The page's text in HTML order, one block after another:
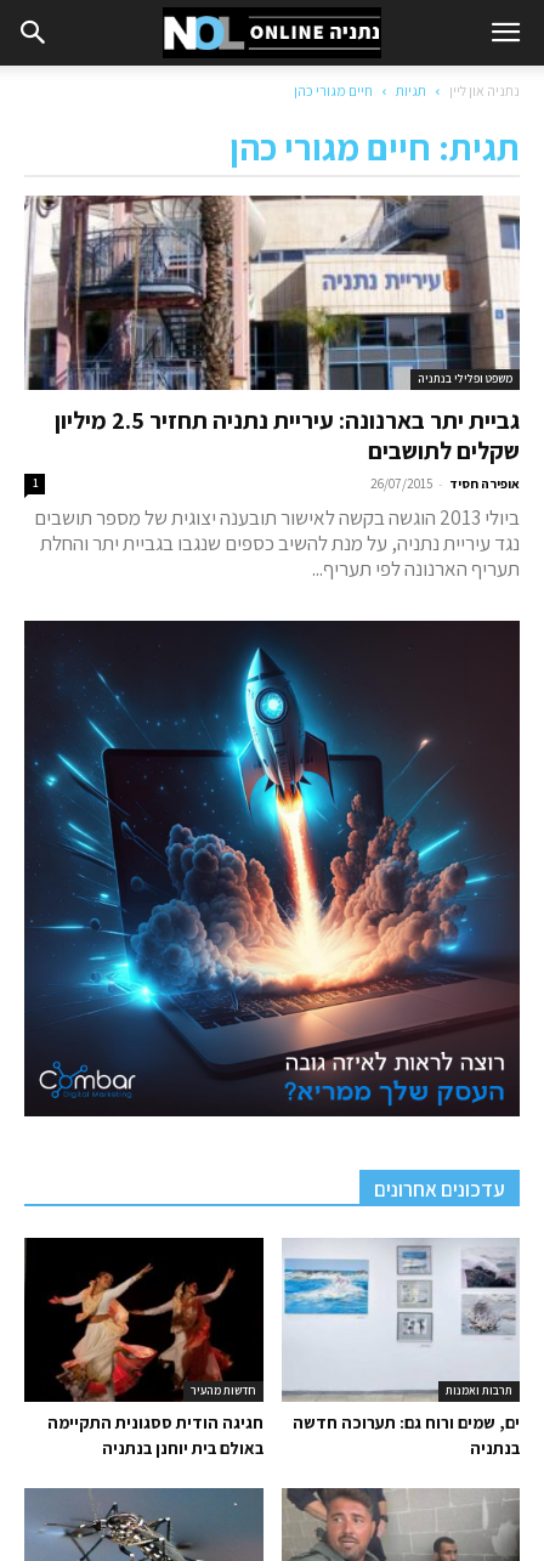
נתניה און ליין תגיות חיים מגורי כהן
תגית: חיים מגורי כהן
משפט ופלילי בנתניה
גביית יתר בארנונה: עיריית נתניה תחזיר 2.5 מיליון
שקלים לתושבים
אופירה חסיד -
26/07/2015
1
ביולי 2013 הוגשה בקשה לאישור תובענה יצוגית של מספר תושבים
נגד עיריית נתניה, על מנת להשיב כספים שנגבו בגביית יתר והחלת
תעריף הארנונה לפי תעריף...
עדכונים אחרונים
חדשות מהעיר
חגיגה הודית ססגונית התקיימה
באולם בית יוחנן בנתניה
תרבות ואמנות
ים, שמים ורוח גם: תערוכה חדשה
בנתניה